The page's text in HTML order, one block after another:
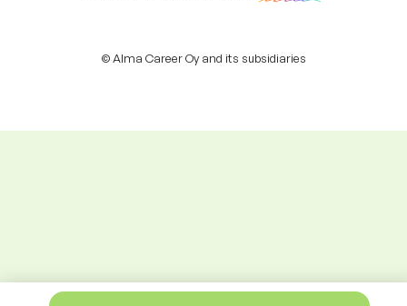
© Alma Career Oy and its subsidiaries